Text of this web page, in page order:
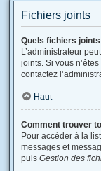
Fichiers joints
Quels fichiers
L’administrateur
joints. Si vous
contactez
Haut
Comment trouver
Pour accéder à la
messages et
puis Gestion des